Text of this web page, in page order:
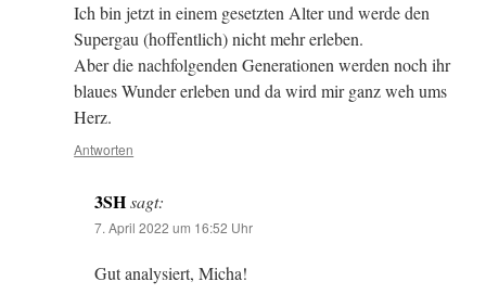
Ich bin jetzt in einem gesetzten Alter und werde den
Supergau (hoffentlich) nicht mehr erleben.
Aber die nachfolgenden Generationen werden noch ihr
blaues Wunder erleben und da wird mir ganz weh ums
Herz.
Antworten
3SHsagt:
7. April 2022 um 16:52 Uhr
Gut analysiert, Micha!